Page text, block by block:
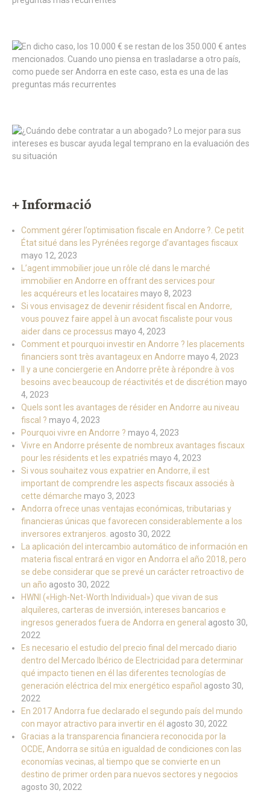
+ Informació
Comment gérer l’optimisation fiscale en Andorre ?. Ce petit
État situé dans les Pyrénées regorge d’avantages fiscaux
mayo 12, 2023
L’agent immobilier joue un rôle clé dans le marché
immobilier en Andorre en offrant des services pour
les acquéreurs et les locataires mayo 8, 2023
Si vous envisagez de devenir résident fiscal en Andorre,
vous pouvez faire appel à un avocat fiscaliste pour vous
aider dans ce processus mayo 4, 2023
Comment et pourquoi investir en Andorre ? les placements
financiers sont très avantageux en Andorre mayo 4, 2023
Il y a une conciergerie en Andorre prête à répondre à vos
besoins avec beaucoup de réactivités et de discrétion mayo
4, 2023
Quels sont les avantages de résider en Andorre au niveau
fiscal ? mayo 4, 2023
Pourquoi vivre en Andorre ? mayo 4, 2023
Vivre en Andorre présente de nombreux avantages fiscaux
pour les résidents et les expatriés mayo 4, 2023
Si vous souhaitez vous expatrier en Andorre, il est
important de comprendre les aspects fiscaux associés à
cette démarche mayo 3, 2023
Andorra ofrece unas ventajas económicas, tributarias y
financieras únicas que favorecen considerablemente a los
inversores extranjeros. agosto 30, 2022
La aplicación del intercambio automático de información en
materia fiscal entrará en vigor en Andorra el año 2018, pero
se debe considerar que se prevé un carácter retroactivo de
un año agosto 30, 2022
HWNI («High-Net-Worth Individual») que vivan de sus
alquileres, carteras de inversión, intereses bancarios e
ingresos generados fuera de Andorra en general agosto 30,
2022
Es necesario el estudio del precio final del mercado diario
dentro del Mercado Ibérico de Electricidad para determinar
qué impacto tienen en él las diferentes tecnologías de
generación eléctrica del mix energético español agosto 30,
2022
En 2017 Andorra fue declarado el segundo país del mundo
con mayor atractivo para invertir en él agosto 30, 2022
Gracias a la transparencia financiera reconocida por la
OCDE, Andorra se sitúa en igualdad de condiciones con las
economías vecinas, al tiempo que se convierte en un
destino de primer orden para nuevos sectores y negocios
agosto 30, 2022